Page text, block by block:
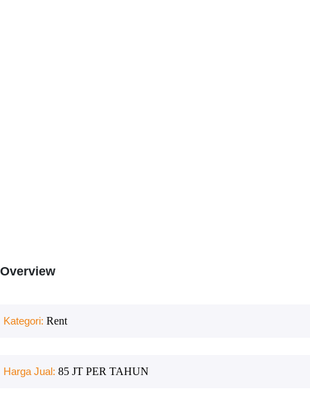
Overview
Kategori: Rent
Harga Jual: 85 JT PER TAHUN